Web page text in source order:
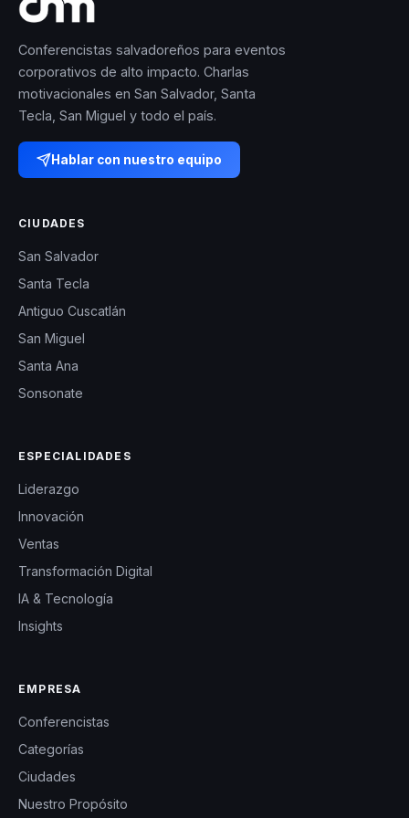
Conferencistas salvadoreños para eventos
corporativos de alto impacto. Charlas
motivacionales en San Salvador, Santa
Tecla, San Miguel y todo el país.
Hablar con nuestro equipo
CIUDADES
San Salvador
Santa Tecla
Antiguo Cuscatlán
San Miguel
Santa Ana
Sonsonate
ESPECIALIDADES
Liderazgo
Innovación
Ventas
Transformación Digital
IA & Tecnología
Insights
EMPRESA
Conferencistas
Categorías
Ciudades
Nuestro Propósito